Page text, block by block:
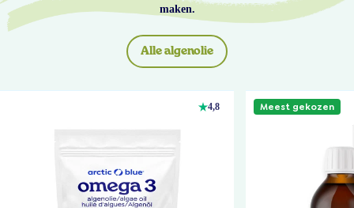
maken.
Alle algenolie
4,8 Meest gekozen